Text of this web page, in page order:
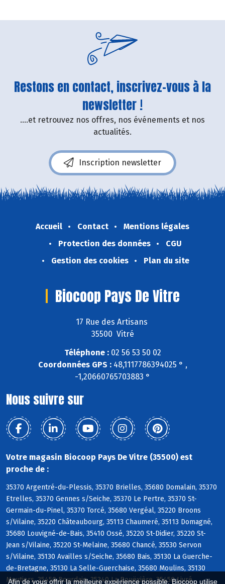
Afin de vous offrir la meilleure expérience possible, Biocoop utilise
Restons en contact, inscrivez-vous à la
newsletter !
....et retrouvez nos offres, nos événements et nos
actualités.
Inscription newsletter
Accueil Contact
Mentions légales
Protection des données
CGU
Gestion des cookies
Plan du site
Biocoop Pays De Vitre
17 Rue des Artisans
35500 Vitré
Téléphone :02 56 53 50 02
Coordonnées GPS :48,1117786394025 ° ,
-1,20660765703883 °
Nous suivre sur
Votre magasin Biocoop Pays De Vitre (35500) est
proche de :
35370 Argentré-du-Plessis, 35370 Brielles, 35680 Domalain, 35370
Etrelles, 35370 Gennes s/Seiche, 35370 Le Pertre, 35370 St-
Germain-du-Pinel, 35370 Torcé, 35680 Vergéal, 35220 Broons
s/Vilaine, 35220 Châteaubourg, 35113 Chaumeré, 35113 Domagné,
35680 Louvigné-de-Bais, 35410 Ossé, 35220 St-Didier, 35220 St-
Jean s/Vilaine, 35220 St-Melaine, 35680 Chancé, 35530 Servon
s/Vilaine, 35130 Availles s/Seiche, 35680 Bais, 35130 La Guerche-
de-Bretagne, 35130 La Selle-Guerchaise, 35680 Moulins, 35130
Moutiers, 35450 Dourdain, 35340 La Bouëxière, 35450 Livré